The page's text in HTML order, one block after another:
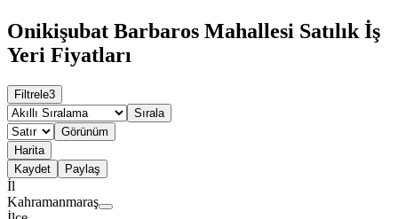
Onikişubat Barbaros Mahallesi Satılık İş
Yeri Fiyatları
Filtrele3
Sırala
Görünüm
Harita
Kaydet
Paylaş
İl
Kahramanmaraş